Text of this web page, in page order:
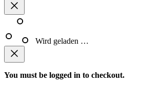
Wird geladen …
You must be logged in to checkout.